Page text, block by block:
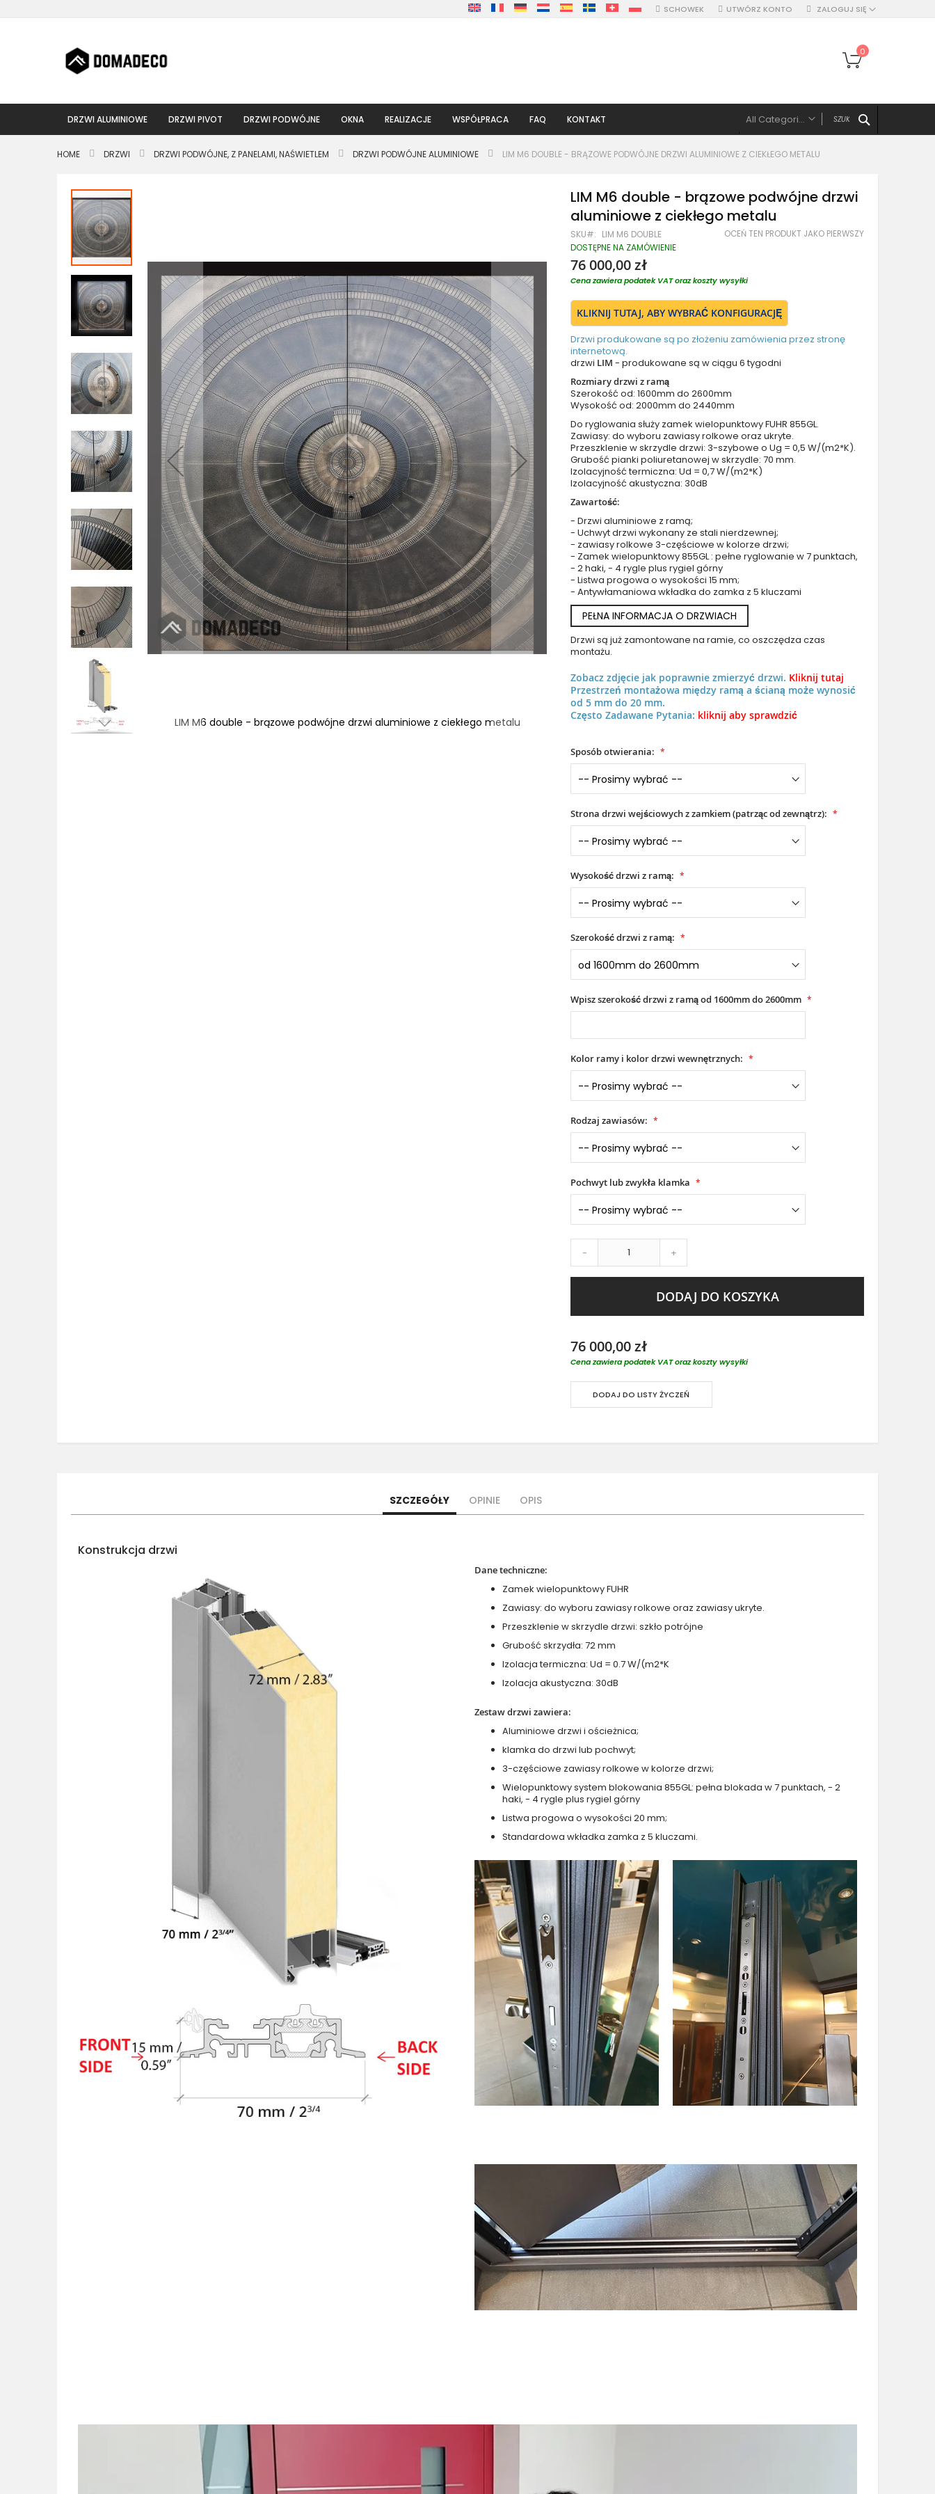
do
SCHOWEK ZALOGUJ SIĘ
UTWÓRZ KONTO
Mój koszyk
0
DRZWI ALUMINIOWE DRZWI PIVOT DRZWI PODWÓJNE OKNA REALIZACJE WSPÓŁPRACA FAQ KONTAKT All Categories
ALL CATEGORIES
Drzwi pojedyńcze aluminiowe
Drzwi podwójne, z panelami, naświetlem
Drzwi z lewym panelem
Drzwi z lewym naświetlem
Drzwi z prawym naświetlem
Drzwi z górnym i lewym naświetlem
Drzwi z lewym i prawym naświetlem
Drzwi podwójne z lewym i prawym naświetlem
Drzwi podwójne z górnym naświetlem
Drzwi podwójne z lewym, prawym i górnym naświetlem
Akcesoria do drzwi
Drzwi Aluminiowe Pivot
Szklane drzwi pivot
Okna aluminiowe
HOME DRZWI DRZWI PODWÓJNE, Z PANELAMI, NAŚWIETLEM DRZWI PODWÓJNE ALUMINIOWE LIM M6 DOUBLE - BRĄZOWE PODWÓJNE DRZWI ALUMINIOWE Z CIEKŁEGO METALU
Przejdź
na
koniec
galerii
LIM M6 double - brązowe podwójne drzwi aluminiowe z ciekłego metalu LIM M6 double - brązowe podwójne drzwi aluminiowe z
LIM M6 double - brązowe podwójne drzwi
aluminiowe z ciekłego metalu
SKU LIM M6 DOUBLE OCEŃ TEN PRODUKT JAKO PIERWSZY
DOSTĘPNE NA ZAMÓWIENIE
76 000,00 zł
Cena zawiera podatek VAT oraz koszty wysyłki
KLIKNIJ TUTAJ, ABY WYBRAĆ KONFIGURACJĘ
Drzwi produkowane są po złożeniu zamówienia przez stronę
internetową.
drzwi LIM - produkowane są w ciągu 6 tygodni
Rozmiary drzwi z ramą
Szerokość od: 1600mm do 2600mm
Wysokość od: 2000mm do 2440mm
Do ryglowania służy zamek wielopunktowy FUHR 855GL.
Zawiasy: do wyboru zawiasy rolkowe oraz ukryte.
Przeszklenie w skrzydle drzwi: 3-szybowe o Ug = 0,5 W/(m2*K).
Grubość pianki poliuretanowej w skrzydle: 70 mm.
Izolacyjność termiczna: Ud = 0,7 W/(m2*K)
Izolacyjność akustyczna: 30dB
Zawartość:
- Drzwi aluminiowe z ramą;
- Uchwyt drzwi wykonany ze stali nierdzewnej;
- zawiasy rolkowe 3-częściowe w kolorze drzwi;
- Zamek wielopunktowy 855GL : pełne ryglowanie w 7 punktach,
- 2 haki, - 4 rygle plus rygiel górny
- Listwa progowa o wysokości 15 mm;
- Antywłamaniowa wkładka do zamka z 5 kluczami
PEŁNA INFORMACJA O DRZWIACH
Drzwi są już zamontowane na ramie, co oszczędza czas
montażu.
Zobacz zdjęcie jak poprawnie zmierzyć drzwi. Kliknij tutaj
Przestrzeń montażowa między ramą a ścianą może wynosić
od 5 mm do 20 mm.
Często Zadawane Pytania: kliknij aby sprawdzić
Sposób otwierania:
Strona drzwi wejściowych z zamkiem (patrząc od zewnątrz):
Wysokość drzwi z ramą:
Szerokość drzwi z ramą:
Wpisz szerokość drzwi z ramą od 1600mm do 2600mm
Kolor ramy i kolor drzwi wewnętrznych:
Rodzaj zawiasów:
Pochwyt lub zwykła klamka
- +
DODAJ DO KOSZYKA
76 000,00 zł
Cena zawiera podatek VAT oraz koszty wysyłki
DODAJ DO LISTY ŻYCZEŃ
SZCZEGÓŁY OPINIE OPIS